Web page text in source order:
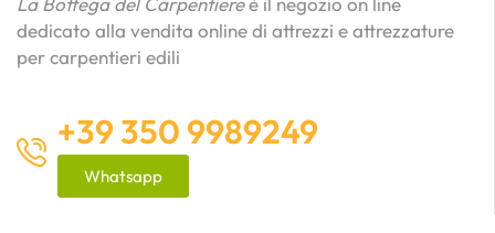
dedicato alla vendita online di attrezzi e attrezzature
per carpentieri edili
+39 350 9989249
Whatsapp